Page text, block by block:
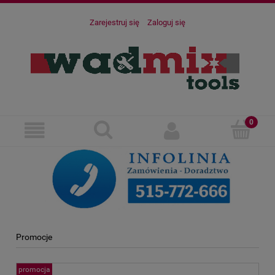
Zarejestruj się Zaloguj się
Promocje
promocja